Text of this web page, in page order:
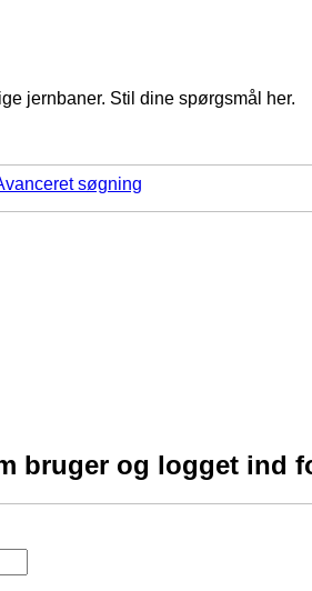
jernbaner. Stil dine spørgsmål her.
søgning
bruger og logget ind